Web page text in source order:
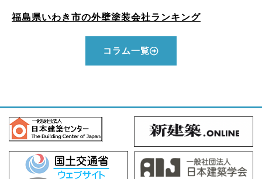
福島県いわき市の外壁塗装会社ランキング
コラム一覧